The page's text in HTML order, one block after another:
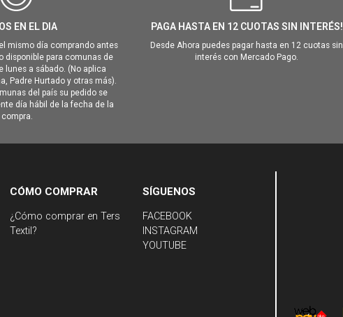
EN EL DIA
mismo día comprando antes
disponible para comunas de
lunes a sábado. (No aplica
Padre Hurtado y otras más).
del país su pedido se
día hábil de la fecha de la
compra.
PAGA HASTA EN 12 CUOTAS SIN INTERÉS!
Desde Ahora puedes pagar hasta en 12 cuotas sin
interés con Mercado Pago.
CÓMO COMPRAR
¿Cómo comprar en Ters
Textil?
SÍGUENOS
FACEBOOK
INSTAGRAM
YOUTUBE